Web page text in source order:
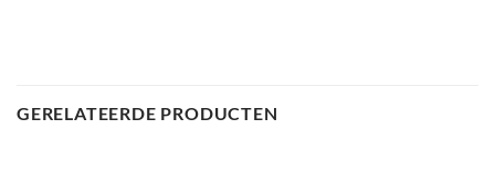
GERELATEERDE PRODUCTEN